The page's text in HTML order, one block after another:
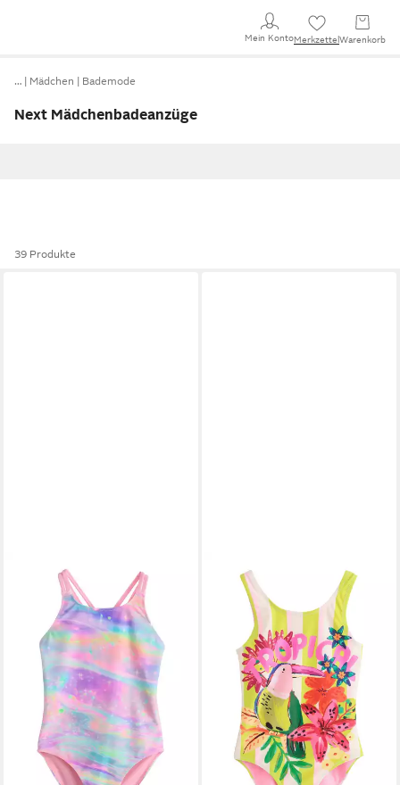
Mein KontoMerkzettel Warenkorb
… Mädchen Bademode
Next Mädchenbadeanzüge
39 Produkte